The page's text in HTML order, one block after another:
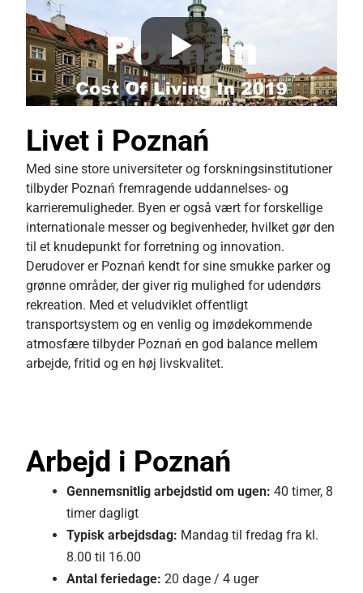
Livet i Poznań
Med sine store universiteter og forskningsinstitutioner
tilbyder Poznań fremragende uddannelses- og
karrieremuligheder. Byen er også vært for forskellige
internationale messer og begivenheder, hvilket gør den
til et knudepunkt for forretning og innovation.
Derudover er Poznań kendt for sine smukke parker og
grønne områder, der giver rig mulighed for udendørs
rekreation. Med et veludviklet offentligt
transportsystem og en venlig og imødekommende
atmosfære tilbyder Poznań en god balance mellem
arbejde, fritid og en høj livskvalitet.
Arbejd i Poznań
Gennemsnitlig arbejdstid om ugen: 40 timer, 8
timer dagligt
Typisk arbejdsdag: Mandag til fredag fra kl.
8.00 til 16.00
Antal feriedage: 20 dage / 4 uger